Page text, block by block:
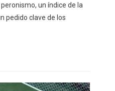
un índice de la
pedido clave de los